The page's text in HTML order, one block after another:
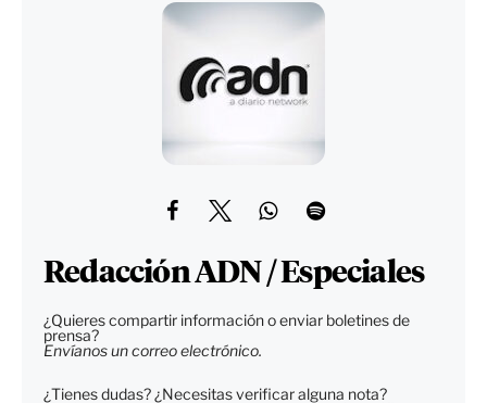
Redacción ADN / Especiales
¿Quieres compartir información o enviar boletines de
prensa?
Envíanos un correo electrónico.
¿Tienes dudas? ¿Necesitas verificar alguna nota?